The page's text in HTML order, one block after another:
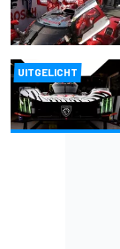
UITGELICHT